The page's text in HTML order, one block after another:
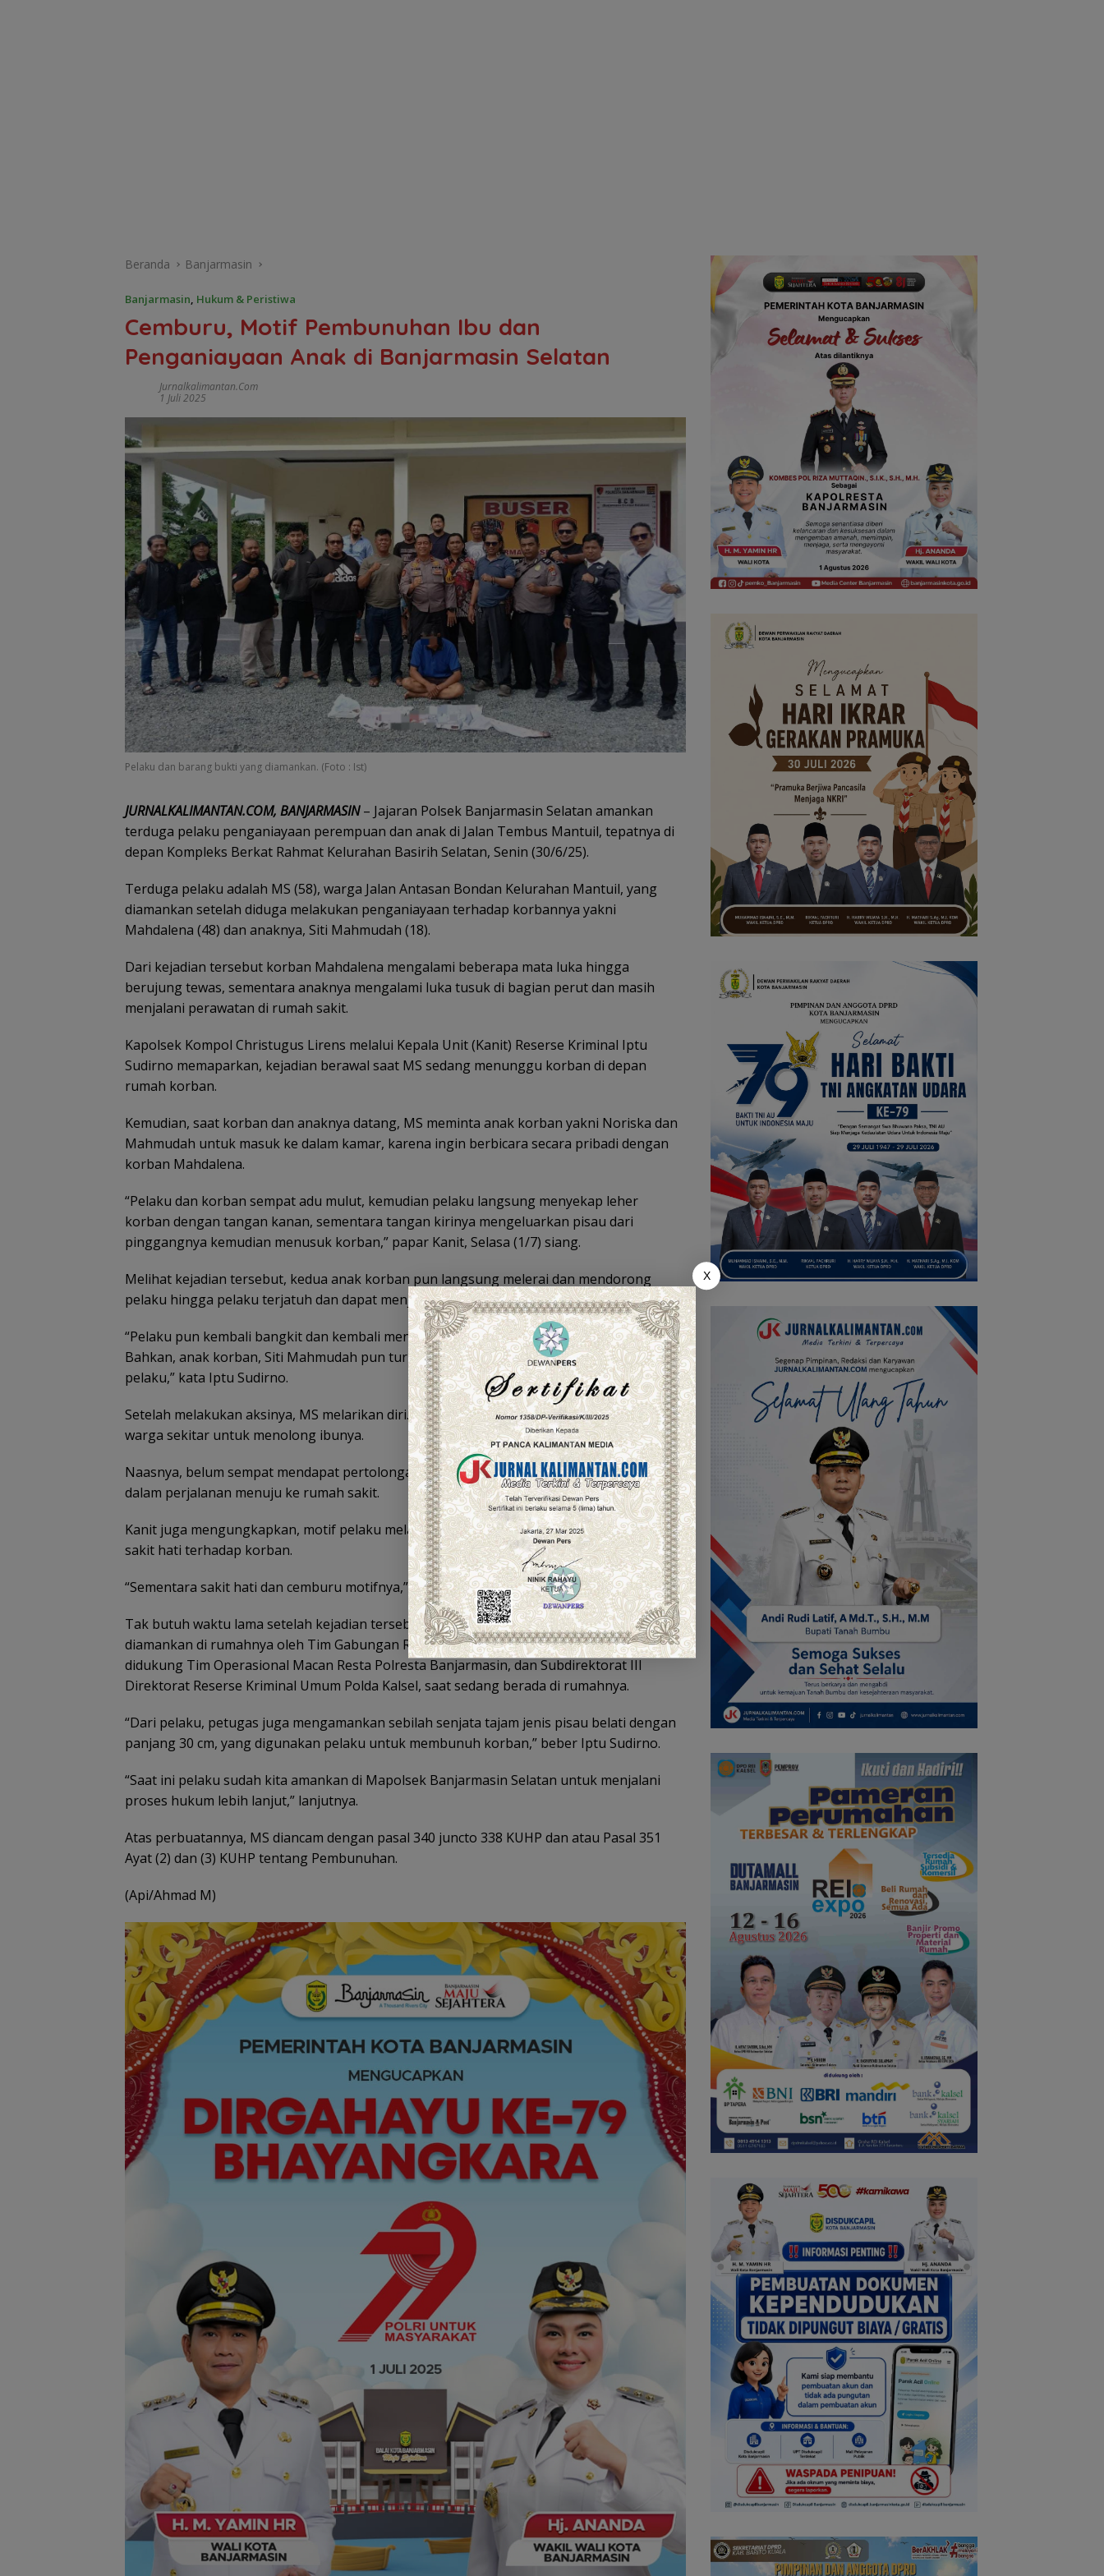
Beranda Banjarmasin
Banjarmasin, Hukum & Peristiwa
Cemburu, Motif Pembunuhan Ibu dan
Penganiayaan Anak di Banjarmasin Selatan
Jurnalkalimantan.com
1 Juli 2025
Pelaku dan barang bukti yang diamankan. (Foto : Ist)
JURNALKALIMANTAN.COM, BANJARMASIN– Jajaran Polsek Banjarmasin Selatan amankan
terduga pelaku penganiayaan perempuan dan anak di Jalan Tembus Mantuil, tepatnya di
depan Kompleks Berkat Rahmat Kelurahan Basirih Selatan, Senin (30/6/25).
Terduga pelaku adalah MS (58), warga Jalan Antasan Bondan Kelurahan Mantuil, yang
diamankan setelah diduga melakukan penganiayaan terhadap korbannya yakni
Mahdalena (48) dan anaknya, Siti Mahmudah (18).
Dari kejadian tersebut korban Mahdalena mengalami beberapa mata luka hingga
berujung tewas, sementara anaknya mengalami luka tusuk di bagian perut dan masih
menjalani perawatan di rumah sakit.
Kapolsek Kompol Christugus Lirens melalui Kepala Unit (Kanit) Reserse Kriminal Iptu
Sudirno memaparkan, kejadian berawal saat MS sedang menunggu korban di depan
rumah korban.
Kemudian, saat korban dan anaknya datang, MS meminta anak korban yakni Noriska dan
Mahmudah untuk masuk ke dalam kamar, karena ingin berbicara secara pribadi dengan
korban Mahdalena.
“Pelaku dan korban sempat adu mulut, kemudian pelaku langsung menyekap leher
korban dengan tangan kanan, sementara tangan kirinya mengeluarkan pisau dari
pinggangnya kemudian menusuk korban,” papar Kanit, Selasa (1/7) siang.
Melihat kejadian tersebut, kedua anak korban pun langsung melerai dan mendorong
pelaku hingga pelaku terjatuh dan dapat menjauh dari korban.
“Pelaku pun kembali bangkit dan kembali menyerang korban hingga 11 kali tusukan.
Bahkan, anak korban, Siti Mahmudah pun turut mengalami luka akibat serangan dari
pelaku,” kata Iptu Sudirno.
Setelah melakukan aksinya, MS melarikan diri. Sementara anak korban meminta bantuan
warga sekitar untuk menolong ibunya.
Naasnya, belum sempat mendapat pertolongan medis, korban meninggal dunia saat
dalam perjalanan menuju ke rumah sakit.
Kanit juga mengungkapkan, motif pelaku melakukan hal tersebut lantaran cemburu dan
sakit hati terhadap korban.
“Sementara sakit hati dan cemburu motifnya,” ungkapnya.
Tak butuh waktu lama setelah kejadian tersebut, sekira pukul 14.30 Wita, MS berhasil
diamankan di rumahnya oleh Tim Gabungan Reskrim Polsek Banjarmasin Selatan dengan
didukung Tim Operasional Macan Resta Polresta Banjarmasin, dan Subdirektorat III
Direktorat Reserse Kriminal Umum Polda Kalsel, saat sedang berada di rumahnya.
“Dari pelaku, petugas juga mengamankan sebilah senjata tajam jenis pisau belati dengan
panjang 30 cm, yang digunakan pelaku untuk membunuh korban,” beber Iptu Sudirno.
“Saat ini pelaku sudah kita amankan di Mapolsek Banjarmasin Selatan untuk menjalani
proses hukum lebih lanjut,” lanjutnya.
Atas perbuatannya, MS diancam dengan pasal 340 juncto 338 KUHP dan atau Pasal 351
Ayat (2) dan (3) KUHP tentang Pembunuhan.
(Api/Ahmad M)
X